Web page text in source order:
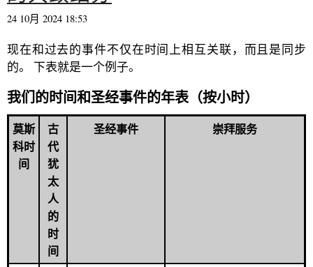
24 10月 2024 18:53
现在和过去的事件不仅在时间上相互关联，而且是同步
的。 下表就是一个例子。
我们的时间和圣经事件的年表（按小时）
莫斯
科时
间
古
代
犹
太
人
的
时
间
圣经事件 崇拜服务